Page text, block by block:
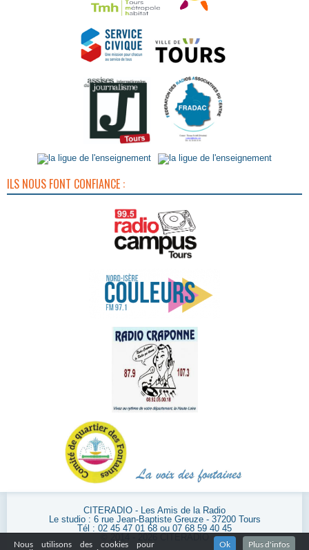
ILS NOUS FONT CONFIANCE :
CITERADIO - Les Amis de la Radio
Le studio : 6 rue Jean-Baptiste Greuze - 37200 Tours
Tél : 02 45 47 01 68 ou 07 68 59 40 45
Nous utilisons des cookies pour
Ok Plus d'infos